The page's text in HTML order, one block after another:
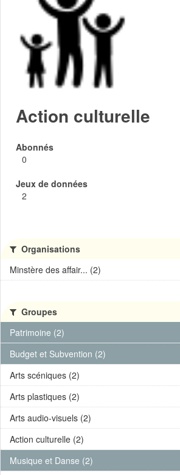
Action culturelle
Abonnés
0
Jeux de données
2
Organisations
Minstère des affair... (2)
Groupes
Patrimoine (2)
Budget et Subvention (2)
Arts scéniques (2)
Arts plastiques (2)
Arts audio-visuels (2)
Action culturelle (2)
Musique et Danse (2)